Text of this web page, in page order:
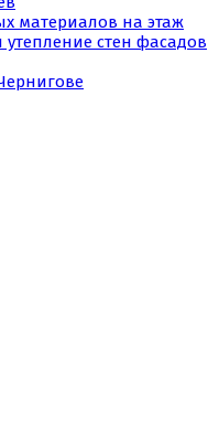
материалов на этаж
стен фасадов